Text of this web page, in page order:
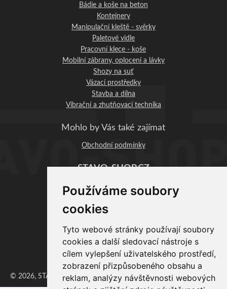
Používáme soubory
cookies
Tyto webové stránky používají soubory
cookies a další sledovací nástroje s
cílem vylepšení uživatelského prostředí,
zobrazení přizpůsobeného obsahu a
reklam, analýzy návštěvnosti webových
Bádie a koše na beton
Kontejnery
Manipulační kleště - svěrky
Paletové vidle
Pracovní klece - koše
Mobilní zábrany, oplocení a lávky
Shozy na suť
Vázací prostředky
Stavba a dílna
Vibrační a zhutňovací technika
Mohlo by Vás také zajímat
Obchodní podmínky
STAVO-SHOP.CZ
Profi-BAU Chrudim, s.r.o.
Václavská 1083
537 01 Chrudim
IČO: 06890393
Provozovna:
Zaječice 351, 538 35 Zaječice
© 2026, STAVO-SHOP, ProfiBAU Chrudim, s.r.o. | VytvořilErzasoft